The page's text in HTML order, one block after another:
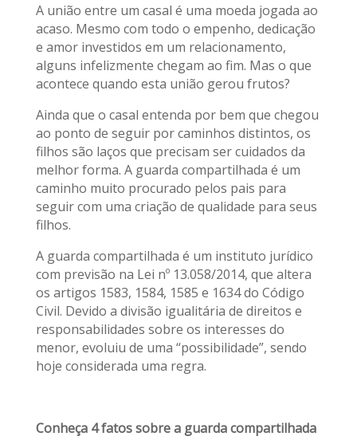
A união entre um casal é uma moeda jogada ao
acaso. Mesmo com todo o empenho, dedicação
e amor investidos em um relacionamento,
alguns infelizmente chegam ao fim. Mas o que
acontece quando esta união gerou frutos?
Ainda que o casal entenda por bem que chegou
ao ponto de seguir por caminhos distintos, os
filhos são laços que precisam ser cuidados da
melhor forma. A guarda compartilhada é um
caminho muito procurado pelos pais para
seguir com uma criação de qualidade para seus
filhos.
A guarda compartilhada é um instituto jurídico
com previsão na Lei nº 13.058/2014, que altera
os artigos 1583, 1584, 1585 e 1634 do Código
Civil. Devido a divisão igualitária de direitos e
responsabilidades sobre os interesses do
menor, evoluiu de uma “possibilidade”, sendo
hoje considerada uma regra.
Conheça 4 fatos sobre a guarda compartilhada